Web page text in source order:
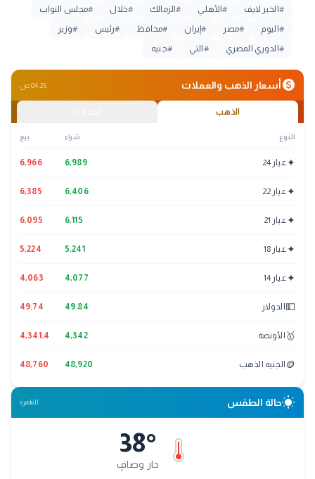
# الخبر لايف #الأهلي #الزمالك #خلال #مجلس النواب
# اليوم #مصر #إيران #محافظ #رئيس #وزير
# الدوري المصري # التي #جنيه
monetization_onأسعار الذهب والعملات 04:25 ص
الذهب
النوع شراء بيع
✦عيار 24 6,989
6,966
✦عيار 22 6,406
6,385
✦عيار 21 6,115
6,095
✦عيار 18 5,241
5,224
✦عيار 14 4,077
4,063
💵 الدولار 49.84
49.74
🥇 الأونصة 4,342
4,341.4
🪙 الجنيه الذهب 48,920
48,760
wb_sunnyحالة الطقس القاهرة
38°
حار وصافٍ